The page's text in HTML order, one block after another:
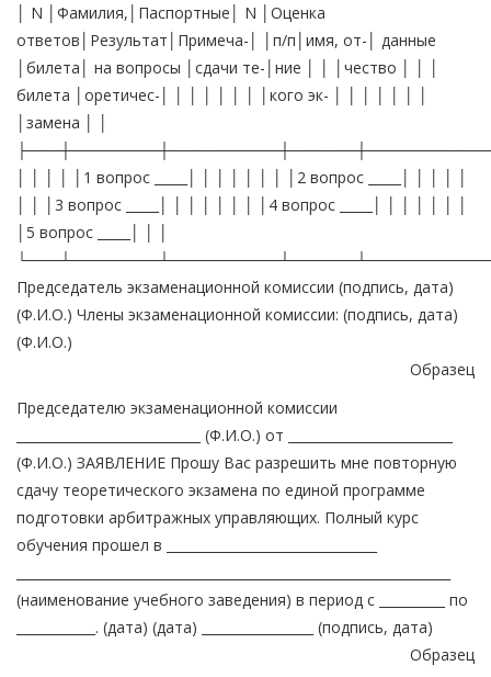
│ N │Фамилия,│Паспортные│ N │Оценка
ответов│Результат│Примеча-│ │п/п│имя, от-│ данные
│билета│ на вопросы │сдачи те-│ние │ │ │чество │ │ │
билета │оретичес-│ │ │ │ │ │ │ │кого эк- │ │ │ │ │ │ │
│замена │ │
│ │ │ │ │1 вопрос _____│ │ │ │ │ │ │ │2 вопрос _____│ │ │ │ │
│ │ │3 вопрос _____│ │ │ │ │ │ │ │4 вопрос _____│ │ │ │ │ │ │
│5 вопрос _____│ │ │
Председатель экзаменационной комиссии (подпись, дата)
(Ф.И.О.) Члены экзаменационной комиссии: (подпись, дата)
(Ф.И.О.)
Образец
Председателю экзаменационной комиссии
____________________________ (Ф.И.О.) от _________________________
(Ф.И.О.) ЗАЯВЛЕНИЕ Прошу Вас разрешить мне повторную
сдачу теоретического экзамена по единой программе
подготовки арбитражных управляющих. Полный курс
обучения прошел в ________________________________
(наименование учебного заведения) в период с __________ по
____________. (дата) (дата) _________________ (подпись, дата)
Образец